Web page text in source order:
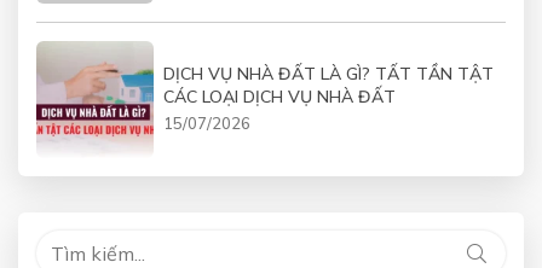
DỊCH VỤ NHÀ ĐẤT LÀ GÌ? TẤT TẦN TẬT
CÁC LOẠI DỊCH VỤ NHÀ ĐẤT
15/07/2026